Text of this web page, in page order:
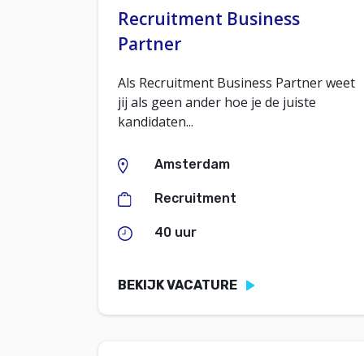
Recruitment Business
Partner
Als Recruitment Business Partner weet
jij als geen ander hoe je de juiste
kandidaten...
Amsterdam
Recruitment
40 uur
BEKIJK VACATURE